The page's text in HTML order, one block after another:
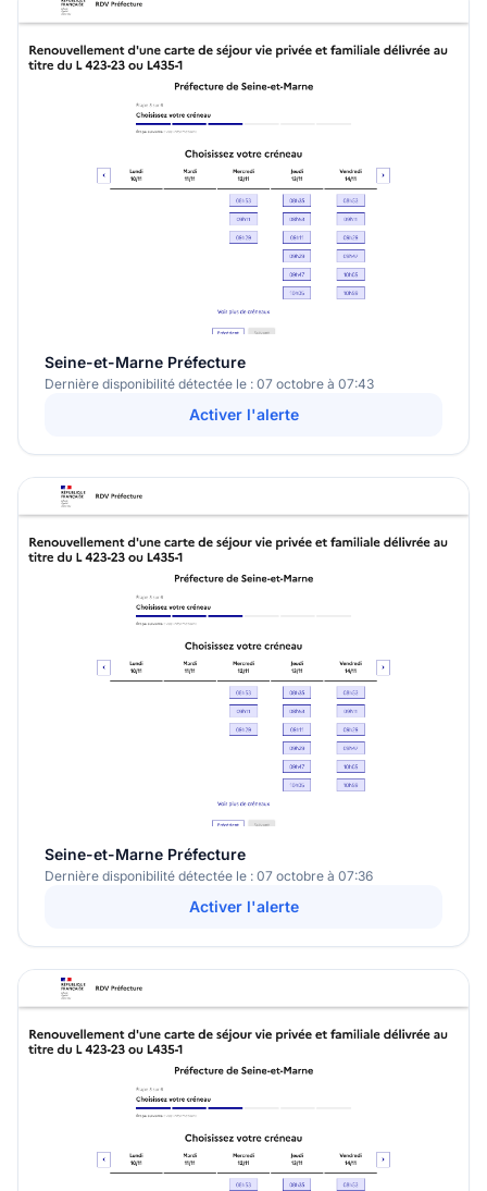
Seine-et-Marne Préfecture
Dernière disponibilité détectée le : 07 octobre à 07:43
Activer l'alerte
Seine-et-Marne Préfecture
Dernière disponibilité détectée le : 07 octobre à 07:36
Activer l'alerte